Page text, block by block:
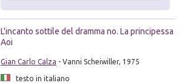
L'incanto sottile del dramma no. La principessa
Aoi
Gian Carlo Calza - Vanni Scheiwiller, 1975
testo in italiano